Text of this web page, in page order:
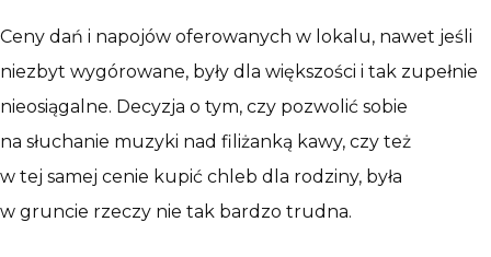
Ceny dań i napojów oferowanych w lokalu, nawet jeśli
niezbyt wygórowane, były dla większości i tak zupełnie
nieosiągalne. Decyzja o tym, czy pozwolić sobie
na słuchanie muzyki nad filiżanką kawy, czy też
w tej samej cenie kupić chleb dla rodziny, była
w gruncie rzeczy nie tak bardzo trudna.